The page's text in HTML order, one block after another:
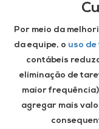
Por meio da
da equipe, o uso
contábeis
eliminação de
maior frequência)
agregar mais